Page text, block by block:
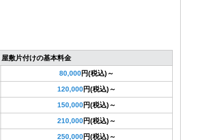
屋敷片付けの基本料金
80,000円(税込)～
120,000円(税込)～
150,000円(税込)～
210,000円(税込)～
250,000円(税込)～